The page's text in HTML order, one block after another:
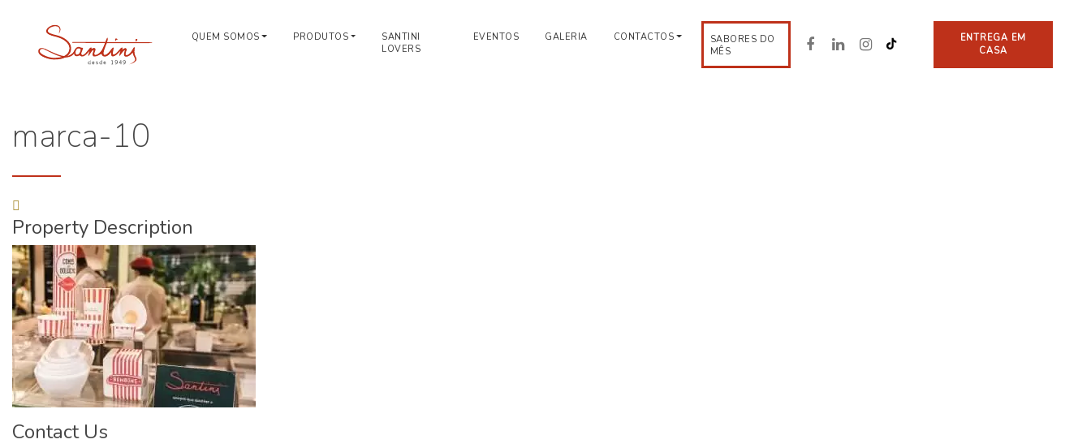
QUEM SOMOS PRODUTOS
SANTINI
LOVERS
EVENTOS GALERIA CONTACTOS
SABORES DO
MÊS
ENTREGA EM
CASA
marca-10
Property Description
Contact Us